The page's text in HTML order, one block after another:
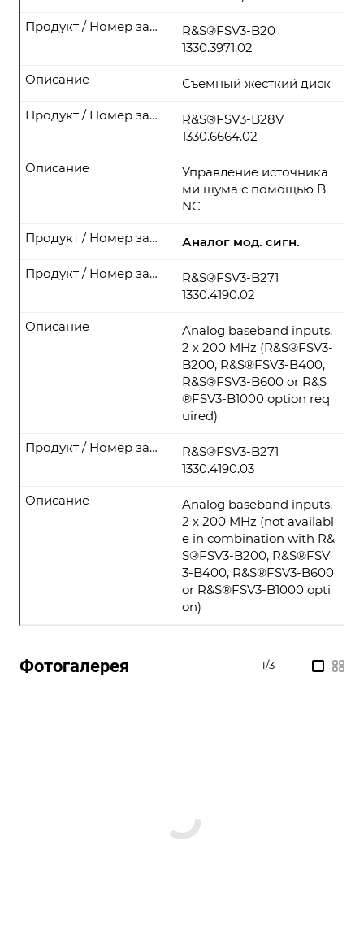
R&S®FSV3-B20
1330.3971.02
Продукт / Номер заказа
Съемный жесткий диск
Описание
R&S®FSV3-B28V
1330.6664.02
Продукт / Номер заказа
Управление источника
ми шума с помощью B
NC
Описание
Аналог мод. сигн.
Продукт / Номер заказа
R&S®FSV3-B271
1330.4190.02
Продукт / Номер заказа
Analog baseband inputs,
2 x 200 MHz (R&S®FSV3-
B200, R&S®FSV3-B400,
R&S®FSV3-B600 or R&S
®FSV3-B1000 option req
uired)
Описание
R&S®FSV3-B271
1330.4190.03
Продукт / Номер заказа
Analog baseband inputs,
2 x 200 MHz (not availabl
e in combination with R&
S®FSV3-B200, R&S®FSV
3-B400, R&S®FSV3-B600
or R&S®FSV3-B1000 opti
on)
Описание
Фотогалерея 1/3 —